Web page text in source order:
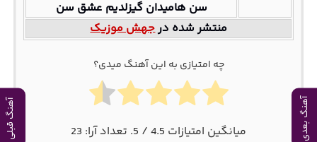
آهنگ بعدی آهنگ قبلی
سن هامیدان گیزلدیم عشق سن
منتشر شده درجهش موزیک
چه امتیازی به این آهنگ میدی؟
میانگین امتیازات 4.5 / 5. تعداد آرا: 23